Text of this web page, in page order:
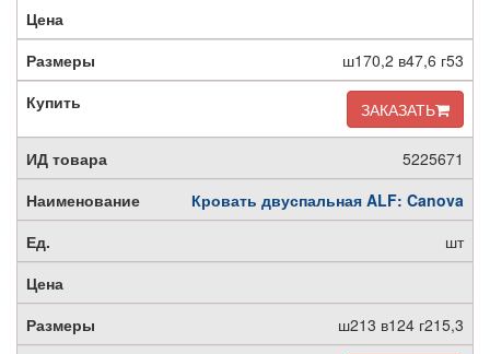
ш170,2 в47,6 г53
ЗАКАЗАТЬ
5225671
Кровать двуспальная ALF: Canova
шт
ш213 в124 г215,3